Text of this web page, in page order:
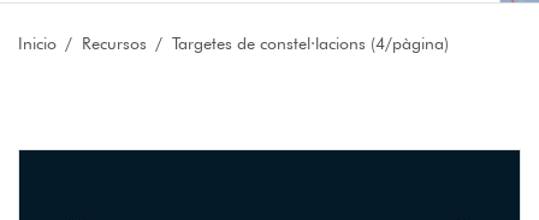
Inicio Recursos Targetes de constel·lacions (4/pàgina)